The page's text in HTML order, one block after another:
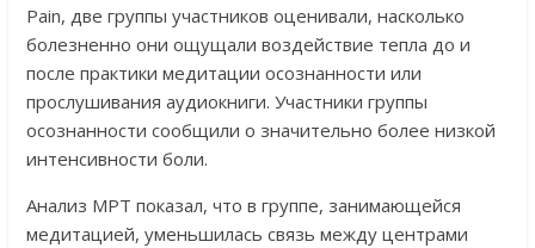
Pain, две группы участников оценивали, насколько
болезненно они ощущали воздействие тепла до и
после практики медитации осознанности или
прослушивания аудиокниги. Участники группы
осознанности сообщили о значительно более низкой
интенсивности боли.
Анализ МРТ показал, что в группе, занимающейся
медитацией, уменьшилась связь между центрами